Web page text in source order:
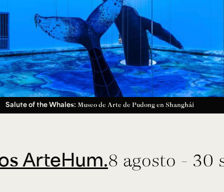
Salute of the Whales: Museo de Arte de Pudong en Shanghái
8 agosto - 30